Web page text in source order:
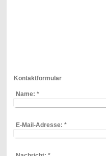
Kontaktformular
Name: *
E-Mail-Adresse: *